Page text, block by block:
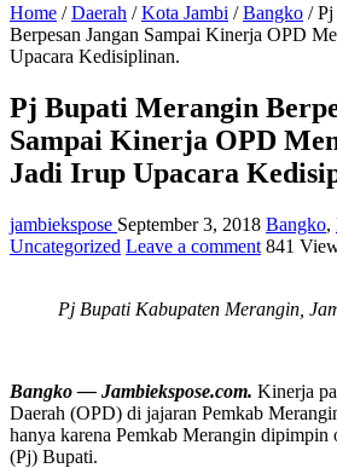
Home / Daerah / Kota Jambi / Bangko / Pj
Berpesan Jangan Sampai Kinerja OPD
Upacara Kedisiplinan.
Pj Bupati Merangin
Sampai Kinerja OPD
Jadi Irup Upacara
jambiekspose September 3, 2018 Bangko,
Uncategorized Leave a comment 841
Pj Bupati Kabupaten Merangin,
Bangko — Jambiekspose.com. Kinerja
Daerah (OPD) di jajaran Pemkab
hanya karena Pemkab Merangin dipimpin
(Pj) Bupati.